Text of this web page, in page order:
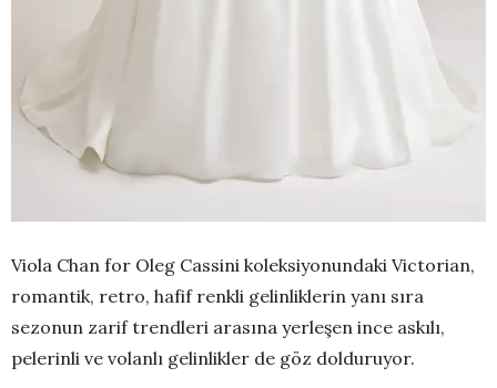
Viola Chan for Oleg Cassini koleksiyonundaki Victorian,
romantik, retro, hafif renkli gelinliklerin yanı sıra
sezonun zarif trendleri arasına yerleşen ince askılı,
pelerinli ve volanlı gelinlikler de göz dolduruyor.